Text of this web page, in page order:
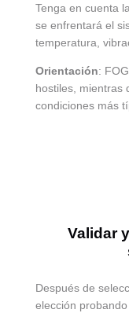
Tenga en cuenta
se enfrentará el
temperatura,
Orientación:
hostiles, mientras
condiciones más
Validar
Después de
elección